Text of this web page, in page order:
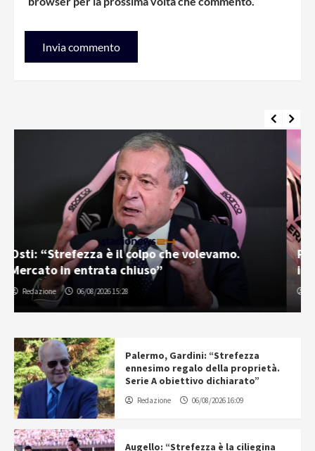
Palermo e Melbourne City, sfida tra “cugini”:
inizia la tournée in Australia
Gabriele Cavallaro 07/08/2026 06:30
Palermo, Gardini: “Strefezza
ennesimo regalo della proprietà.
Serie A obiettivo dichiarato”
Redazione 06/08/2026 16:09
Augello: “Strefezza è la ciliegina